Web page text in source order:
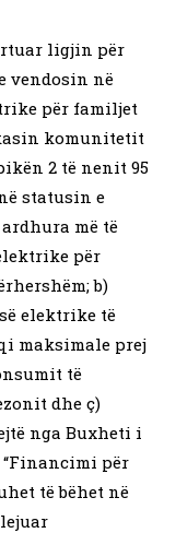
ligjin për
vendosin në
për familjet
komunitetit
2 të nenit 95
statusin e
më të
për
b)
elektrike të
maksimale prej
të
dhe ç)
nga Buxheti i
për
të bëhet në